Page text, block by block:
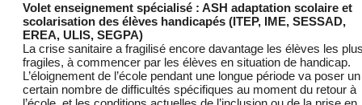
Volet enseignement spécialisé : ASH adaptation scolaire et
scolarisation des élèves handicapés (ITEP, IME, SESSAD,
EREA, ULIS, SEGPA)
La crise sanitaire a fragilisé encore davantage les élèves les
fragiles, à commencer par les élèves en situation de handicap.
L’éloignement de l’école pendant une longue période va poser un
certain nombre de difficultés spécifiques au moment du retour à